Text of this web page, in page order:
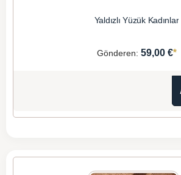
Yaldızlı Yüzük Kadınlar
Gönderen: 59,00 €*